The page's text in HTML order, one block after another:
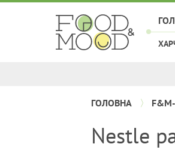
ГОЛОВНА
Nestle